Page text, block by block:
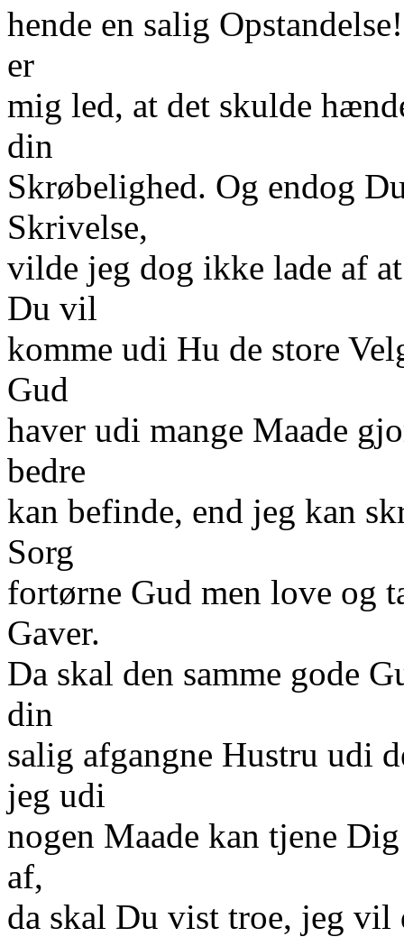
hende en salig
er
mig led, at det skulde
din
Skrøbelighed. Og endog
Skrivelse,
vilde jeg dog ikke lade af
Du vil
komme udi Hu de store
Gud
haver udi mange Maade
bedre
kan befinde, end jeg kan
Sorg
fortørne Gud men love og
Gaver.
Da skal den samme gode
din
salig afgangne Hustru udi
jeg udi
nogen Maade kan tjene
af,
da skal Du vist troe, jeg